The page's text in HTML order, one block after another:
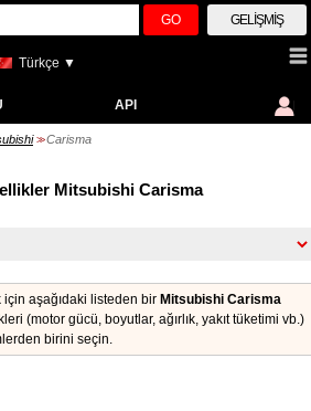
GO GELIŞMIŞ
Türkçe ▼
API
>> Carisma
Mitsubishi Carisma
aşağıdaki listeden bir Mitsubishi Carisma
(motor gücü, boyutlar, ağırlık, yakıt tüketimi vb.)
birini seçin.